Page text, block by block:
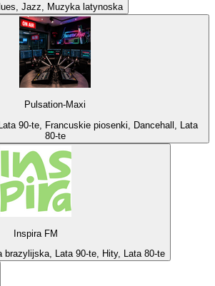
Jazz, Muzyka latynoska
Pulsation-Maxi
90-te, Francuskie piosenki, Dancehall, Lata
80-te
Inspira FM
brazylijska, Lata 90-te, Hity, Lata 80-te